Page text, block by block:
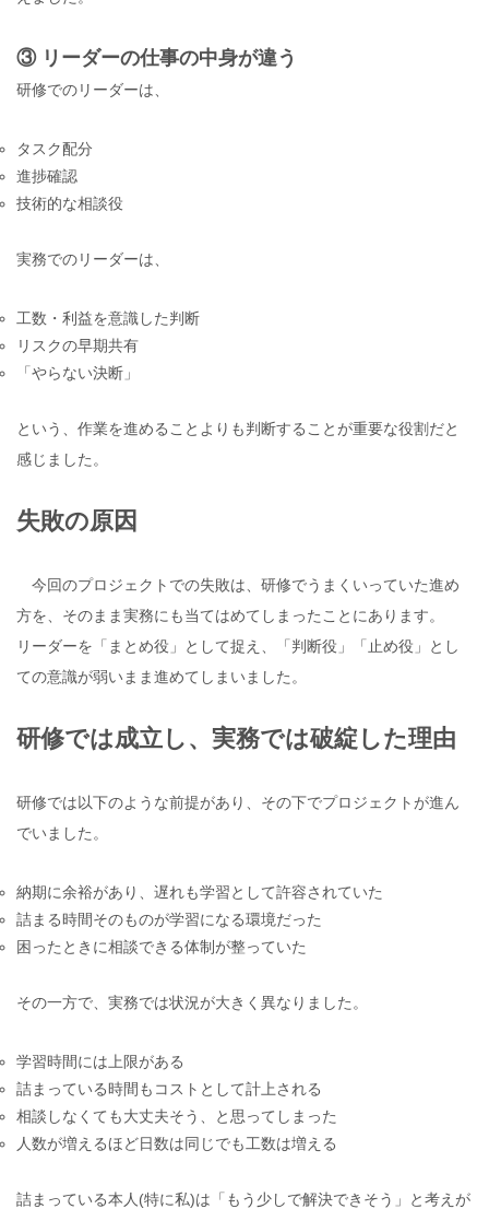
③ リーダーの仕事の中身が違う
研修でのリーダーは、
タスク配分
進捗確認
技術的な相談役
実務でのリーダーは、
工数・利益を意識した判断
リスクの早期共有
「やらない決断」
という、作業を進めることよりも判断することが重要な役割だと
感じました。
失敗の原因
今回のプロジェクトでの失敗は、研修でうまくいっていた進め
方を、そのまま実務にも当てはめてしまったことにあります。
リーダーを「まとめ役」として捉え、「判断役」「止め役」とし
ての意識が弱いまま進めてしまいました。
研修では成立し、実務では破綻した理由
研修では以下のような前提があり、その下でプロジェクトが進ん
でいました。
納期に余裕があり、遅れも学習として許容されていた
詰まる時間そのものが学習になる環境だった
困ったときに相談できる体制が整っていた
その一方で、実務では状況が大きく異なりました。
学習時間には上限がある
詰まっている時間もコストとして計上される
相談しなくても大丈夫そう、と思ってしまった
人数が増えるほど日数は同じでも工数は増える
詰まっている本人(特に私)は「もう少しで解決できそう」と考えが